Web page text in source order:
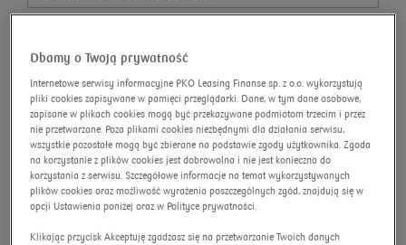
Szukaj
SCHMITZ SKO 24 FP45
COOL/13.4 35.0t
Numer aukcji: 12589/AU/2025
Dbamy o Twoją prywatność
Internetowe serwisy informacyjne PKO Leasing Finanse sp. z o.o. wykorzystują
pliki cookies zapisywane w pamięci przeglądarki. Dane, w tym dane osobowe,
zapisane w plikach cookies mogą być przekazywane podmiotom trzecim i przez
nie przetwarzane. Poza plikami cookies niezbędnymi dla działania serwisu,
wszystkie pozostałe mogą być zbierane na podstawie zgody użytkownika. Zgoda
na korzystanie z plików cookies jest dobrowolna i nie jest konieczna do
korzystania z serwisu. Szczegółowe informacje na temat wykorzystywanych
plików cookies oraz możliwość wyrażenia poszczególnych zgód, znajdują się w
opcji Ustawienia poniżej oraz w Polityce prywatności.
Klikając przycisk Akceptuję zgadzasz się na przetwarzanie Twoich danych